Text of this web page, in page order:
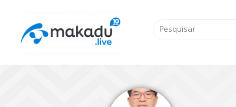
Pesquisar